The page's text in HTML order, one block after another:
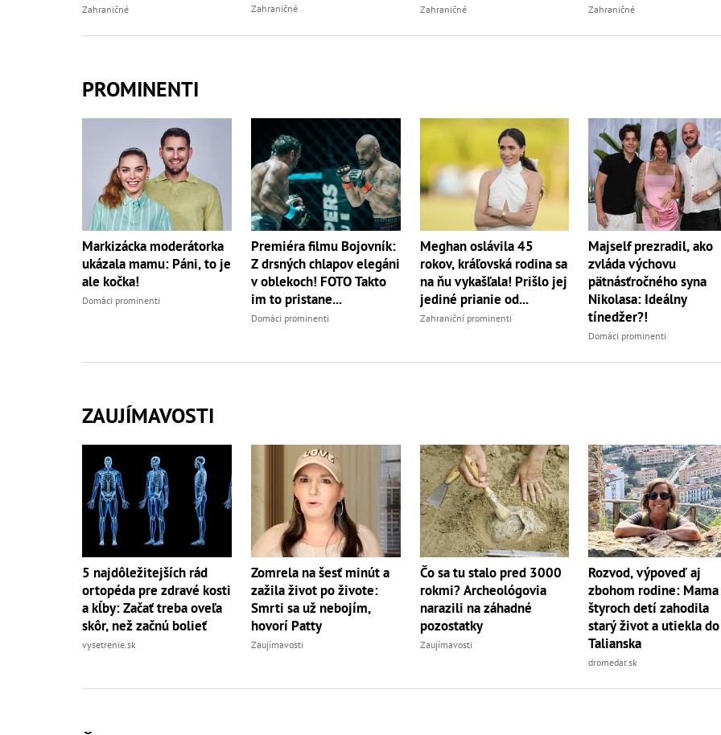
Zahraničné Zahraničné Zahraničné Zahraničné
PROMINENTI
Markizácka moderátorka
ukázala mamu: Páni, to je
ale kočka!
Domáci prominenti
Premiéra filmu Bojovník:
Z drsných chlapov elegáni
v oblekoch! FOTO Takto
im to pristane...
Domáci prominenti
Meghan oslávila 45
rokov, kráľovská rodina sa
na ňu vykašľala! Prišlo jej
jediné prianie od...
Zahraniční prominenti
Majself prezradil, ako
zvláda výchovu
pätnásťročného syna
Nikolasa: Ideálny
tínedžer?!
Domáci prominenti
ZAUJÍMAVOSTI
5 najdôležitejších rád
ortopéda pre zdravé kosti
a kĺby: Začať treba oveľa
skôr, než začnú bolieť
vysetrenie.sk
Zomrela na šesť minút a
zažila život po živote:
Smrti sa už nebojím,
hovorí Patty
Zaujímavosti
Čo sa tu stalo pred 3000
rokmi? Archeológovia
narazili na záhadné
pozostatky
Zaujímavosti
Rozvod, výpoveď aj
zbohom rodine: Mama
štyroch detí zahodila
starý život a utiekla do
Talianska
dromedar.sk